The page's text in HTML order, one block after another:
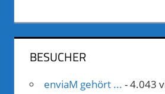
BESUCHER
enviaM gehört ... - 4.043